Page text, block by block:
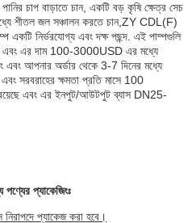
চাপ বাড়াতে চান, একটি বড় কৃষি ক্ষেত্র সেচ
শীতল জল সঞ্চালন করতে চান,ZY CDL(F)
একটি নির্ভরযোগ্য এবং দক্ষ পছন্দ. এই পাম্পগুলি
এবং এর দাম 100-3000USD এর মধ্যে
আপনার অর্ডার থেকে 3-7 দিনের মধ্যে
সরবরাহের ক্ষমতা প্রতি মাসে 100
রয়েছে এবং এর ইনপুট/আউটপুট ব্যাস DN25-
পণ্যের প্যাকেজিংঃ
নিরাপদে প্যাকেজ করা হবে।